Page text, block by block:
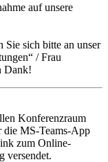
auf unsere
Sie sich bitte an unser
/ Frau
Dank!
Konferenzraum
die MS-Teams-App
zum Online-
versendet.